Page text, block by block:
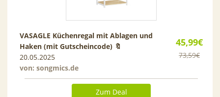
45,99€
73,59€
VASAGLE Küchenregal mit Ablagen und
Haken (mit Gutscheincode) 🔖
20.05.2025
von: songmics.de
Zum Deal